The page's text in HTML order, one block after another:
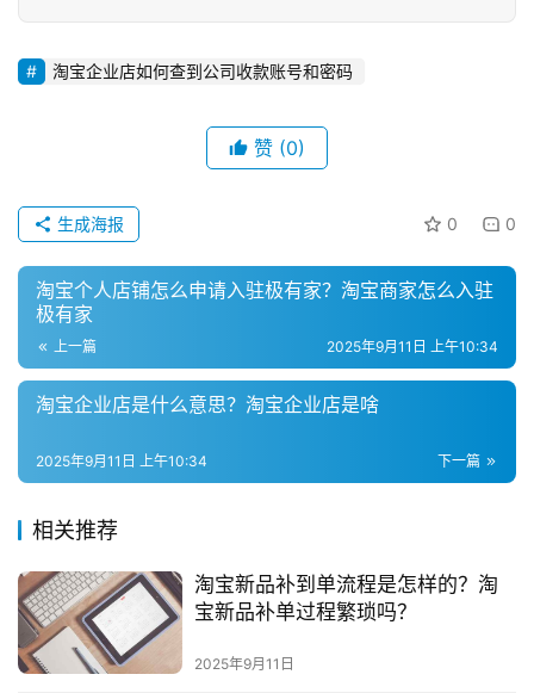
淘宝企业店如何查到公司收款账号和密码
赞 (0)
0 0
生成海报
淘宝个人店铺怎么申请入驻极有家？淘宝商家怎么入驻
极有家
上一篇 2025年9月11日 上午10:34
淘宝企业店是什么意思？淘宝企业店是啥
下一篇
2025年9月11日 上午10:34
相关推荐
淘宝新品补到单流程是怎样的？淘
宝新品补单过程繁琐吗？
2025年9月11日